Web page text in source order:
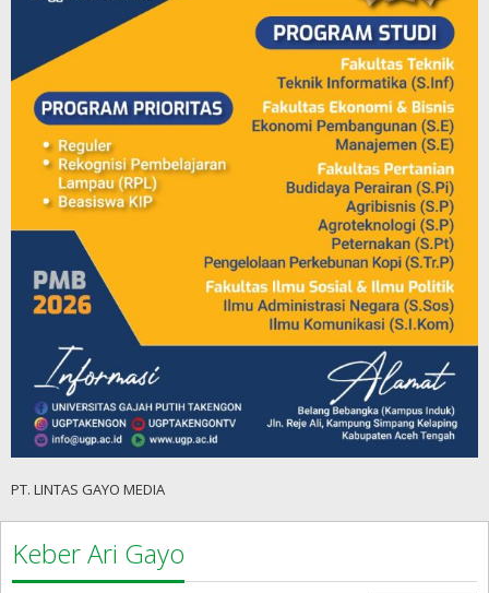
PT. LINTAS GAYO MEDIA
Keber Ari Gayo